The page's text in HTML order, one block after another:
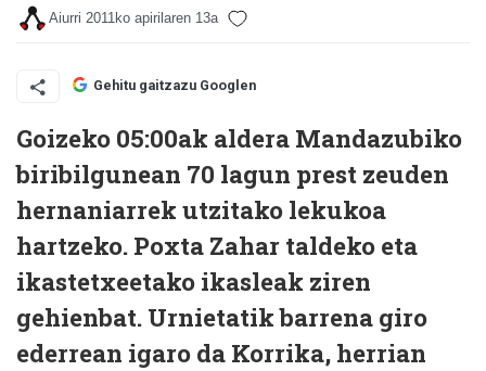
Aiurri 2011ko apirilaren 13a
Gehitu gaitzazu Googlen
Goizeko 05:00ak aldera Mandazubiko
biribilgunean 70 lagun prest zeuden
hernaniarrek utzitako lekukoa
hartzeko. Poxta Zahar taldeko eta
ikastetxeetako ikasleak ziren
gehienbat. Urnietatik barrena giro
ederrean igaro da Korrika, herrian